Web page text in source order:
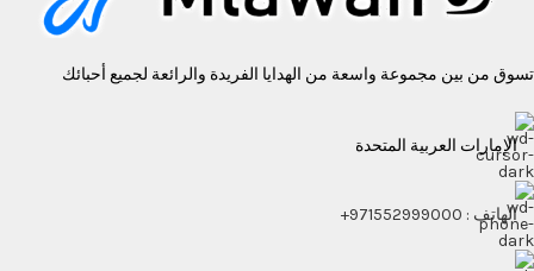
تسوق من بين مجموعة واسعة من الهدايا الفريدة والرائعة لجميع أحبائك
الإمارات العربية المتحدة
الهاتف : 971552999000+